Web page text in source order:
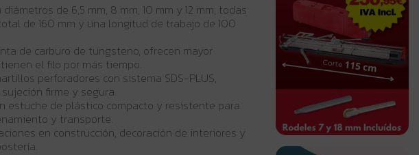
de 6,5 mm, 8 mm, 10 mm y 12 mm, todas
de 160 mm y una longitud de trabajo de 100
de carburo de tungsteno, ofrecen mayor
el filo por más tiempo.
perforadores con sistema SDS-PLUS,
firme y segura.
estuche de plástico compacto y resistente para
y transporte.
en construcción, decoración de interiores y